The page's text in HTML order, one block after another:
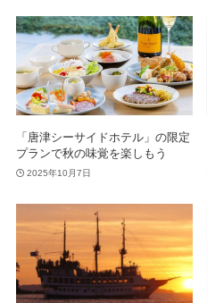
「唐津シーサイドホテル」の限定
プランで秋の味覚を楽しもう
2025年10月7日